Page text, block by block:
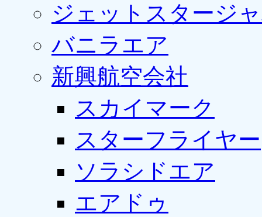
ジェットスタージ
バニラエア
新興航空会社
スカイマーク
スターフライヤー
ソラシドエア
エアドゥ